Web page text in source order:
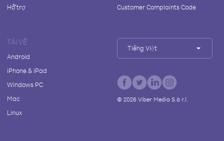
Hỗ trợ
Customer Complaints Code
TẢI VỀ
Android
iPhone & iPad
Windows PC
Mac
Linux
Tiếng Việt
© 2026Viber Media S.à r.l.